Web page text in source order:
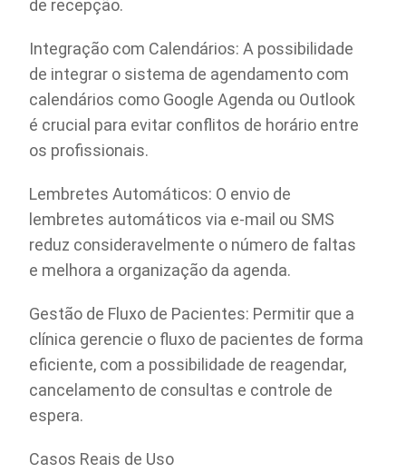
de recepção.
Integração com Calendários: A possibilidade
de integrar o sistema de agendamento com
calendários como Google Agenda ou Outlook
é crucial para evitar conflitos de horário entre
os profissionais.
Lembretes Automáticos: O envio de
lembretes automáticos via e-mail ou SMS
reduz consideravelmente o número de faltas
e melhora a organização da agenda.
Gestão de Fluxo de Pacientes: Permitir que a
clínica gerencie o fluxo de pacientes de forma
eficiente, com a possibilidade de reagendar,
cancelamento de consultas e controle de
espera.
Casos Reais de Uso